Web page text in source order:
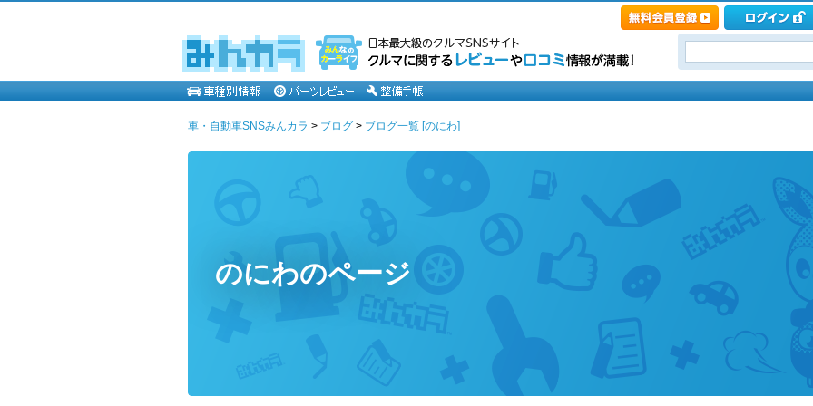
車・自動車SNSみんカラ > ブログ > ブログ一覧 [のにわ]
のにわのページ